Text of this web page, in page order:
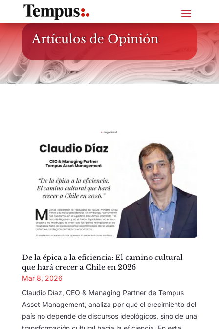
Artículos de Opinión
De la épica a la eficiencia: El camino cultural
que hará crecer a Chile en 2026
Mar 8, 2026
Claudio Díaz, CEO & Managing Partner de Tempus
Asset Management, analiza por qué el crecimiento del
país no depende de discursos ideológicos, sino de una